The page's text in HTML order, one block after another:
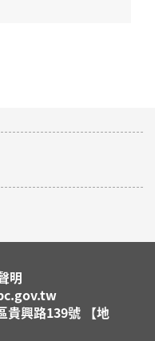
明
貴興路139號 【地